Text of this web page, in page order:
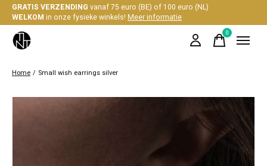
GRATIS VERZENDING vanaf 75 euro (BE) of 100 euro (NL)
WELKOM in onze fysieke winkels!Meer informatie
0items
Home / Small wish earrings silver
Slideshow Items